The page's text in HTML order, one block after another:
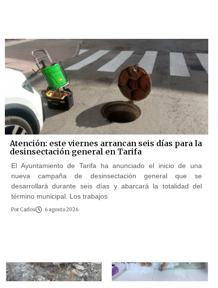
Atención: este viernes arrancan seis días para la
desinsectación general en Tarifa
El Ayuntamiento de Tarifa ha anunciado el inicio de una
nueva campaña de desinsectación general que se
desarrollará durante seis días y abarcará la totalidad del
término municipal. Los trabajos
Por Carlos 6 agosto 2026